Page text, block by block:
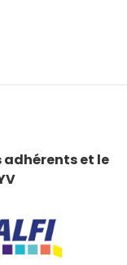
adhérents et le